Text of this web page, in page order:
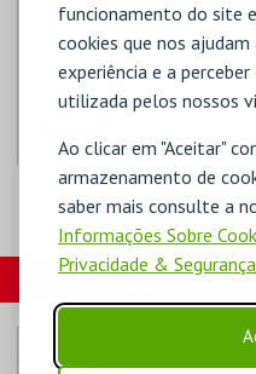
funcionamento do site
cookies que nos
experiência e a
utilizada pelos nossos
Ao clicar em "Aceitar"
armazenamento de
saber mais consulte a
Informações Sobre
Privacidade & Segurança
PROGRAMA
FAMÍLIAS
MUSEU DO CALÇADO
CARTÕES